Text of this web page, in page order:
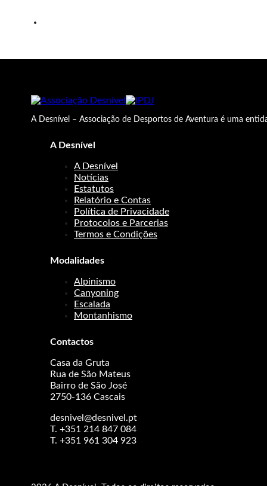
A Desnível – Associação de Desportos de Aventura é uma
A Desnível
A Desnível
Notícias
Estatutos
Relatório e Contas
Política de Privacidade
Protocolos e Parcerias
Termos e Condições
Modalidades
Alpinismo
Canyoning
Escalada
Montanhismo
Contactos
Casa da Gruta
Rua de São Mateus
Bairro de São José
2750-136 Cascais
desnivel@desnivel.pt
T. +351 214 847 084
T. +351 961 304 923